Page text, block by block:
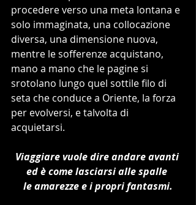
procedere verso una meta lontana e
solo immaginata, una collocazione
diversa, una dimensione nuova,
mentre le sofferenze acquistano,
mano a mano che le pagine si
srotolano lungo quel sottile filo di
seta che conduce a Oriente, la forza
per evolversi, e talvolta di
acquietarsi.
Viaggiare vuole dire andare avanti
ed è come lasciarsi alle spalle
le amarezze e i propri fantasmi.